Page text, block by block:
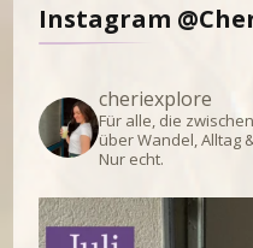
Instagram
cheriexplore
Für alle, die
über Wandel, Alltag
Nur echt.